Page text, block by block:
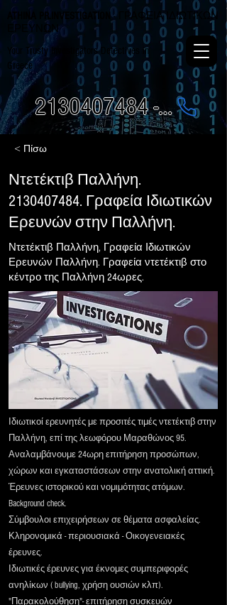
ATHINA PR.INVESTIGATION - ΓΡΑΦΕΙΑ ΙΔΙΩΤΙΚΩΝ
ΕΡΕΥΝΩΝ
Your Trusty Investigators Detectives in
Greece
2130407484 - 6984337249
< Πίσω
Ντετέκτιβ Παλλήνη.
2130407484. Γραφεία Ιδιωτικών
Ερευνών στην Παλλήνη.
Ντετέκτιβ Παλλήνη, Γραφεία Ιδιωτικών
Ερευνών Παλλήνη. Γραφεία ντετέκτιβ στο
κέντρο της Παλλήνη 24ωρες.
Ιδιωτικοί ερευνητές με προσιτές τιμές ντετέκτιβ στην
Παλλήνη, επί της λεωφόρου Μαραθώνος 95.
Αναλαμβάνουμε 24ωρη επιτήρηση προσώπων,
χώρων και εγκαταστάσεων στην ανατολική αττική.
Έρευνες ιστορικού και νομιμότητας ατόμων.
Background check.
Σύμβουλοι επιχειρήσεων σε θέματα ασφαλείας.
Κληρονομικά - περιουσιακά - Οικογενειακές
έρευνες.
Ιδιωτικές έρευνες για έκνομες συμπεριφορές
ανηλίκων ( bullying, χρήση ουσιών κλπ).
"Παρακολούθηση"- επιτήρηση συσκευών